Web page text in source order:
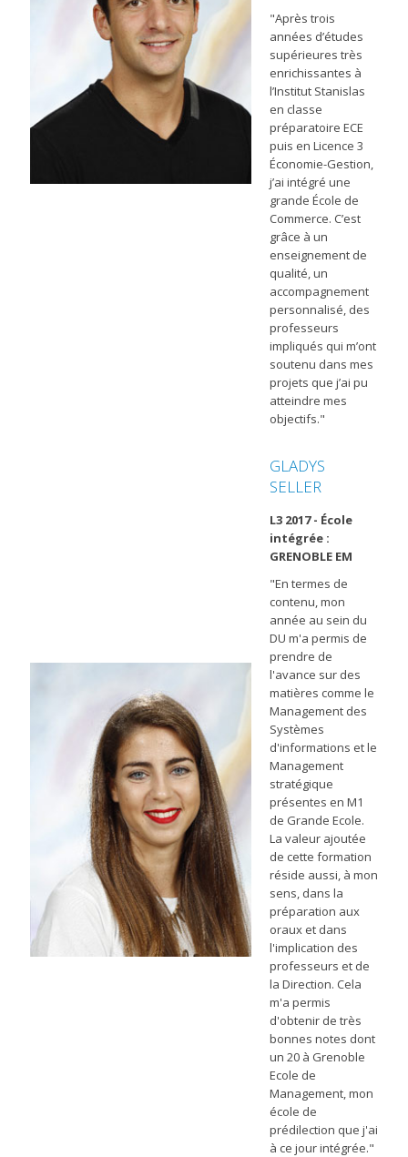
"Après trois
années d’études
supérieures très
enrichissantes à
l’Institut Stanislas
en classe
préparatoire ECE
puis en Licence 3
Économie-Gestion,
j’ai intégré une
grande École de
Commerce. C’est
grâce à un
enseignement de
qualité, un
accompagnement
personnalisé, des
professeurs
impliqués qui m’ont
soutenu dans mes
projets que j’ai pu
atteindre mes
objectifs."
GLADYS
SELLER
L3 2017 - École
intégrée :
GRENOBLE EM
"En termes de
contenu, mon
année au sein du
DU m'a permis de
prendre de
l'avance sur des
matières comme le
Management des
Systèmes
d'informations et le
Management
stratégique
présentes en M1
de Grande Ecole.
La valeur ajoutée
de cette formation
réside aussi, à mon
sens, dans la
préparation aux
oraux et dans
l'implication des
professeurs et de
la Direction. Cela
m'a permis
d'obtenir de très
bonnes notes dont
un 20 à Grenoble
Ecole de
Management, mon
école de
prédilection que j'ai
à ce jour intégrée."